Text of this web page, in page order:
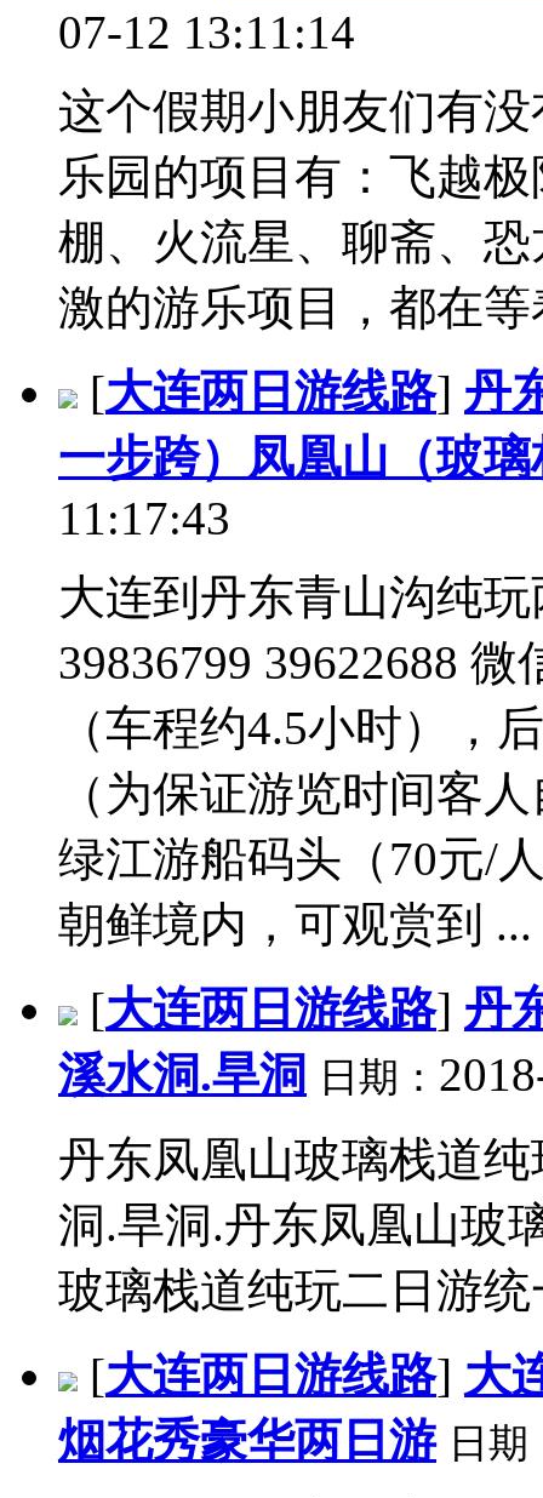
07-12 13:11:14
这个假期小朋友们有
乐园的项目有：飞越
棚、火流星、聊斋、
激的游乐项目，都在
[大连两日游线路] 丹
一步跨）凤凰山（玻
11:17:43
大连到丹东青山沟纯
39836799 39622688
（车程约4.5小时），
（为保证游览时间客
绿江游船码头（70元/
朝鲜境内，可观赏到 ...
[大连两日游线路] 丹
溪水洞.旱洞
日期：
丹东凤凰山玻璃栈道
洞.旱洞.丹东凤凰山玻
玻璃栈道纯玩二日游
[大连两日游线路] 大
烟花秀豪华两日游 日期